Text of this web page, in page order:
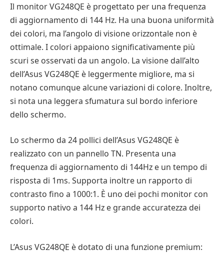
Il monitor VG248QE è progettato per una frequenza
di aggiornamento di 144 Hz. Ha una buona uniformità
dei colori, ma l’angolo di visione orizzontale non è
ottimale. I colori appaiono significativamente più
scuri se osservati da un angolo. La visione dall’alto
dell’Asus VG248QE è leggermente migliore, ma si
notano comunque alcune variazioni di colore. Inoltre,
si nota una leggera sfumatura sul bordo inferiore
dello schermo.
Lo schermo da 24 pollici dell’Asus VG248QE è
realizzato con un pannello TN. Presenta una
frequenza di aggiornamento di 144Hz e un tempo di
risposta di 1ms. Supporta inoltre un rapporto di
contrasto fino a 1000:1. È uno dei pochi monitor con
supporto nativo a 144 Hz e grande accuratezza dei
colori.
L’Asus VG248QE è dotato di una funzione premium: